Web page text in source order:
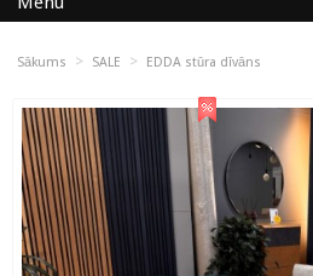
Sākums > SALE > EDDA stūra dīvāns